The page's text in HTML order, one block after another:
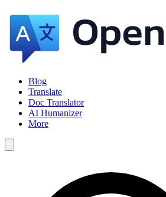
Blog
Translate
Doc Translator
AI Humanizer
More